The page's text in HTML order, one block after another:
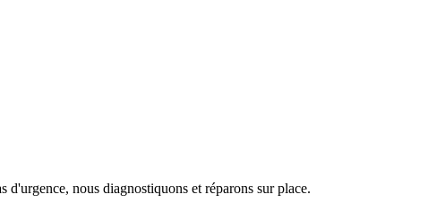
d'urgence, nous diagnostiquons et réparons sur place.